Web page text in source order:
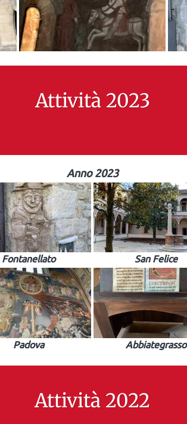
Attività 2023
Anno 2023
Fontanellato San Felice
Padova Abbiategrasso
Attività 2022